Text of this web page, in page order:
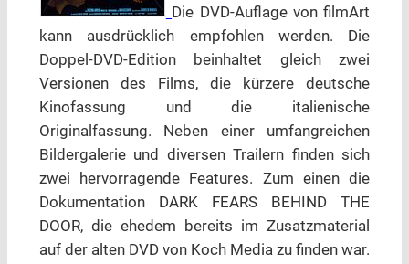
Die DVD-Auflage von filmArt
kann ausdrücklich empfohlen werden. Die
Doppel-DVD-Edition beinhaltet gleich zwei
Versionen des Films, die kürzere deutsche
Kinofassung und die italienische
Originalfassung. Neben einer umfangreichen
Bildergalerie und diversen Trailern finden sich
zwei hervorragende Features. Zum einen die
Dokumentation DARK FEARS BEHIND THE
DOOR, die ehedem bereits im Zusatzmaterial
auf der alten DVD von Koch Media zu finden war.